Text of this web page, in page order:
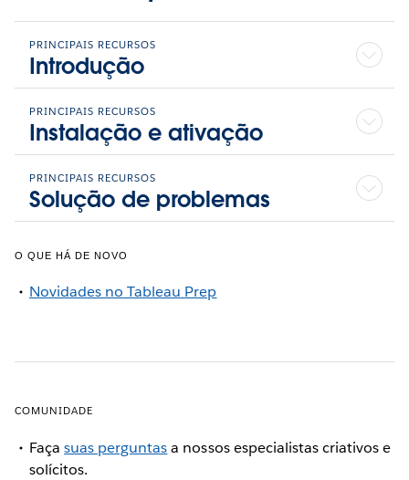
PRINCIPAIS RECURSOS
Introdução
PRINCIPAIS RECURSOS
Instalação e ativação
PRINCIPAIS RECURSOS
Solução de problemas
O QUE HÁ DE NOVO
Novidades no Tableau Prep
COMUNIDADE
Façasuas perguntasa nossos especialistas criativos e
solícitos.